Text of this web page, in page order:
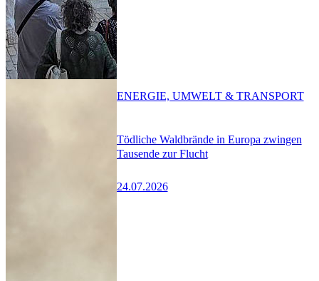
Tödliche Waldbrände in Europa zwingen
Tausende zur Flucht
24.07.2026
ENERGIE, UMWELT & TRANSPORT